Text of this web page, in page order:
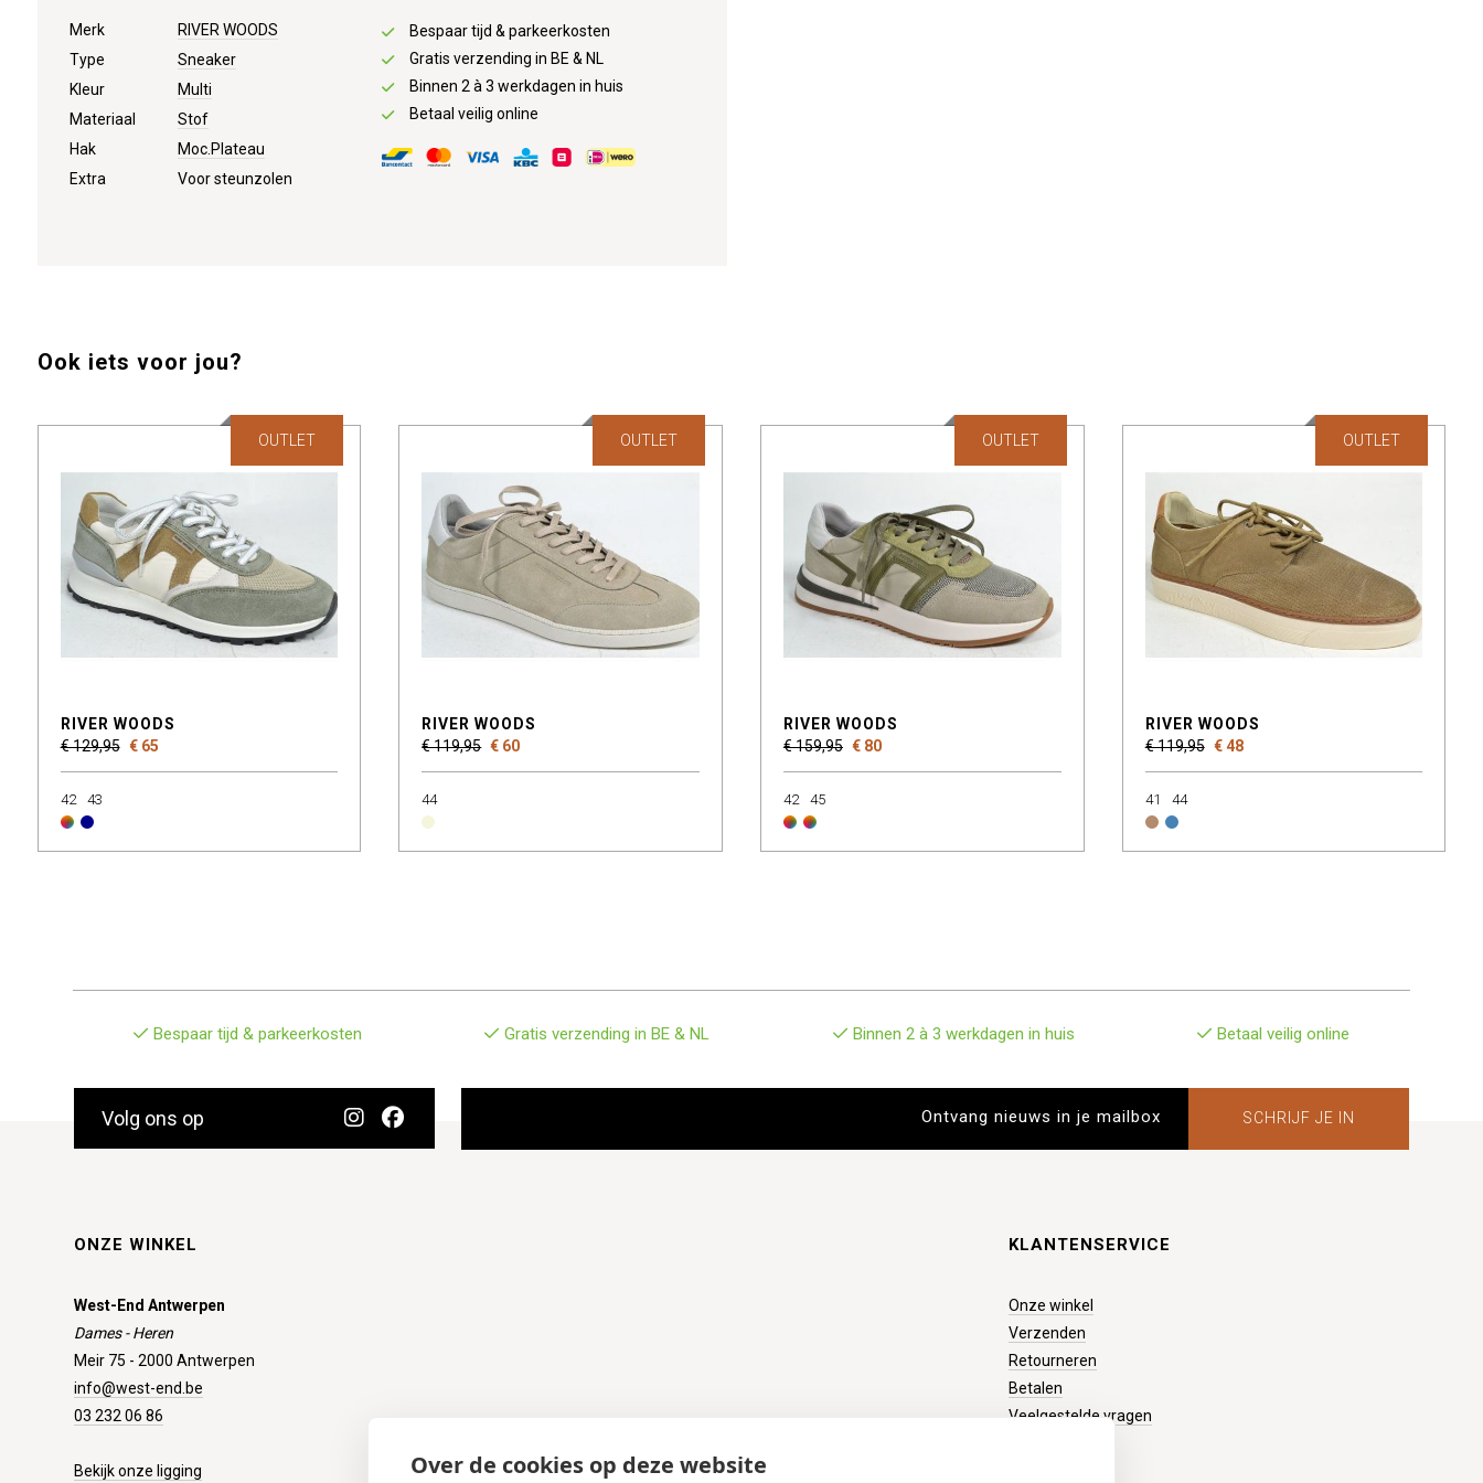
Over de cookies op deze website
Merk
RIVER WOODS
Type
Sneaker
Kleur
Multi
Materiaal
Stof
Hak
Moc.Plateau
Extra
Voor steunzolen
Bespaar tijd & parkeerkosten
Gratis verzending in BE & NL
Binnen 2 à 3 werkdagen in huis
Betaal veilig online
Ook iets voor jou?
RIVER WOODS
€ 129,95 € 65
OUTLET
42 43
RIVER WOODS
€ 119,95 € 60
OUTLET
44
RIVER WOODS
€ 159,95 € 80
OUTLET
42 45
RIVER WOODS
€ 119,95 € 48
OUTLET
41 44
Bespaar tijd & parkeerkosten Gratis verzending in BE & NL Binnen 2 à 3 werkdagen in huis Betaal veilig online
Volg ons op SCHRIJF JE IN
ONZE WINKEL
West-End Antwerpen
Dames - Heren
Meir 75 - 2000 Antwerpen
info@west-end.be
03 232 06 86
Bekijk onze ligging
KLANTENSERVICE
Onze winkel
Verzenden
Retourneren
Betalen
Veelgestelde vragen